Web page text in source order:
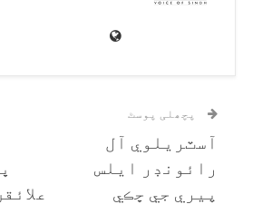
پچھلی پوسٹ
آسٽريلوي آل
رائونڊر ايلس
پيري جي ڇڪي